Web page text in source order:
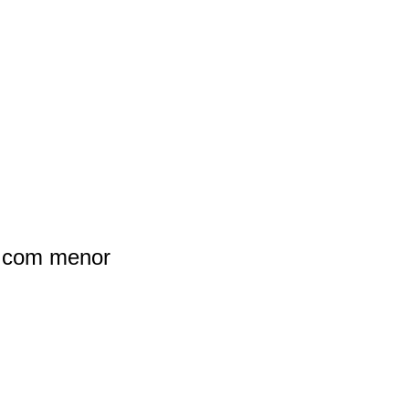
menor